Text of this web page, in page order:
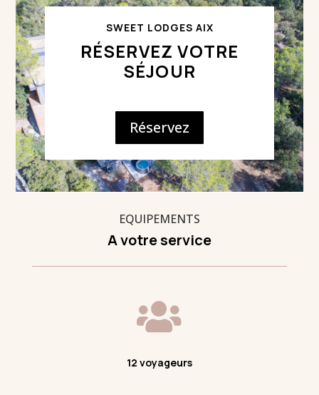
SWEET LODGES AIX
RÉSERVEZ VOTRE
SÉJOUR
Réservez
EQUIPEMENTS
A votre service

12 voyageurs